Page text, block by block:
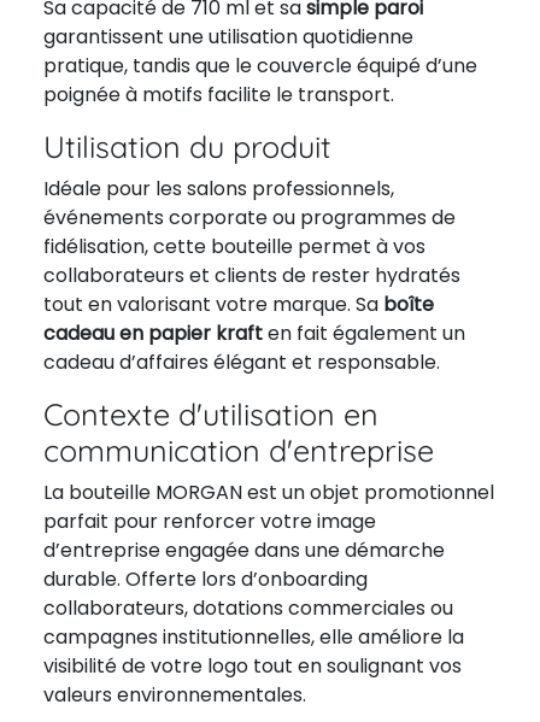
Sa capacité de 710 ml et sasimple paroi
garantissent une utilisation quotidienne
pratique, tandis que le couvercle équipé d’une
poignée à motifs facilite le transport.
Utilisation du produit
Idéale pour les salons professionnels,
événements corporate ou programmes de
fidélisation, cette bouteille permet à vos
collaborateurs et clients de rester hydratés
tout en valorisant votre marque. Sa boîte
cadeau en papier kraften fait également un
cadeau d’affaires élégant et responsable.
Contexte d'utilisation en
communication d'entreprise
La bouteille MORGAN est un objet promotionnel
parfait pour renforcer votre image
d’entreprise engagée dans une démarche
durable. Offerte lors d’onboarding
collaborateurs, dotations commerciales ou
campagnes institutionnelles, elle améliore la
visibilité de votre logo tout en soulignant vos
valeurs environnementales.